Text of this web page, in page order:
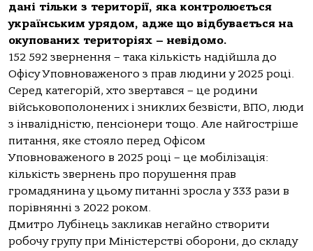
дані тільки з території, яка контролюється
українським урядом, адже що відбувається на
окупованих територіях – невідомо.
152 592 звернення – така кількість надійшла до
Офісу Уповноваженого з прав людини у 2025 році.
Серед категорій, хто звертався – це родини
військовополонених і зниклих безвісти, ВПО, люди
з інвалідністю, пенсіонери тощо. Але найгостріше
питання, яке стояло перед Офісом
Уповноваженого в 2025 році – це мобілізація:
кількість звернень про порушення прав
громадянина у цьому питанні зросла у 333 рази в
порівнянні з 2022 роком.
Дмитро Лубінець закликав негайно створити
робочу групу при Міністерстві оборони, до складу